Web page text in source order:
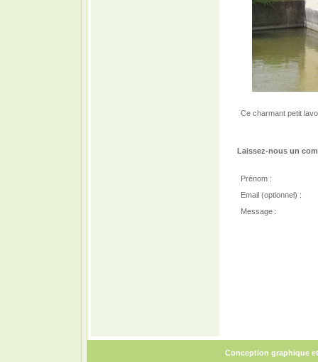
Ce charmant petit
Laissez-nous un
Prénom :
Email (optionnel) :
Message :
Conception graphique